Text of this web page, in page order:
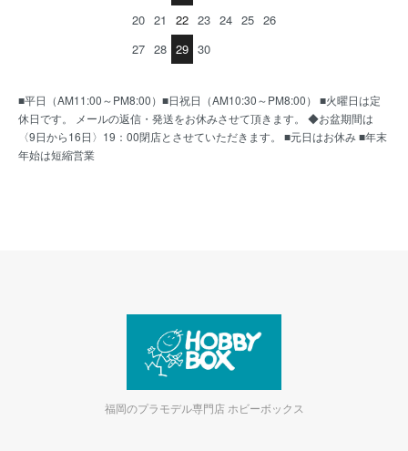
20 21 22 23 24 25 26
27 28 29 30
■平日（AM11:00～PM8:00）■日祝日（AM10:30～PM8:00） ■火曜日は定
休日です。 メールの返信・発送をお休みさせて頂きます。 ◆お盆期間は
〈9日から16日〉19：00閉店とさせていただきます。 ■元日はお休み ■年末
年始は短縮営業
福岡のプラモデル専門店 ホビーボックス